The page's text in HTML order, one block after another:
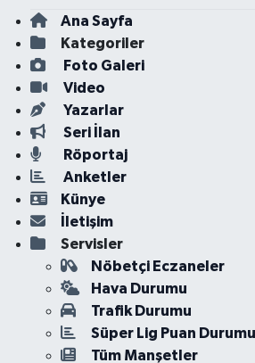
Ana Sayfa
Kategoriler
Foto Galeri
Video
Yazarlar
Seri İlan
Röportaj
Anketler
Künye
İletişim
Servisler
Nöbetçi Eczaneler
Hava Durumu
Trafik Durumu
Süper Lig Puan
Tüm Manşetler